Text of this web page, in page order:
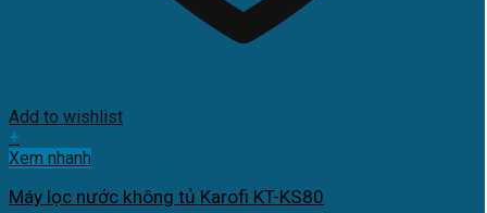
Add to wishlist
+
Xem nhanh
Máy lọc nước không tủ Karofi KT-KS80